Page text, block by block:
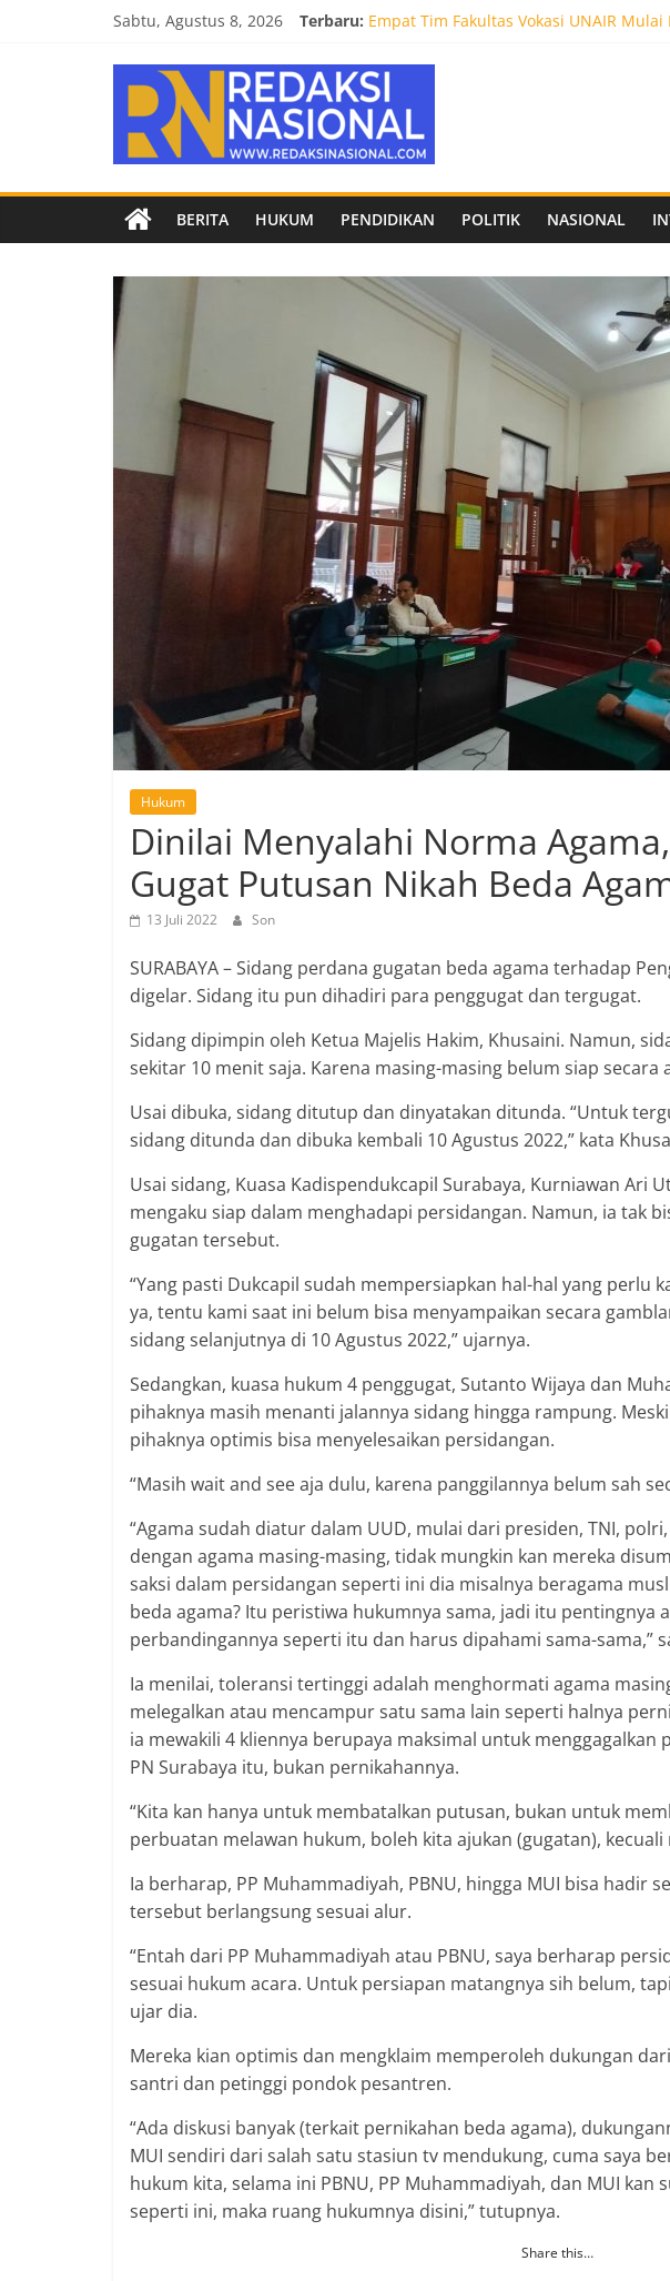
Sabtu, Agustus 8, 2026 Terbaru: Empat Tim Fakultas Vokasi UNAIR
Mahasiswa Fakultas Vokasi UNAIR Raih
Burnout 2026 Sedot 5.000 Pengunjung,
Kendal Tornado FC Siapkan Stadion
Redaksi
Nasional
Berita
terpercaya
netral
BERITA HUKUM PENDIDIKAN POLITIK NASIONAL
Hukum
Dinilai Menyalahi Norma
Gugat Putusan Nikah Beda
13 Juli 2022 Son
SURABAYA – Sidang perdana gugatan beda agama terhadap
digelar. Sidang itu pun dihadiri para penggugat dan tergugat.
Sidang dipimpin oleh Ketua Majelis Hakim, Khusaini. Namun,
sekitar 10 menit saja. Karena masing-masing belum siap secara
Usai dibuka, sidang ditutup dan dinyatakan ditunda. “Untuk
sidang ditunda dan dibuka kembali 10 Agustus 2022,” kata
Usai sidang, Kuasa Kadispendukcapil Surabaya, Kurniawan Ari
mengaku siap dalam menghadapi persidangan. Namun, ia tak
gugatan tersebut.
“Yang pasti Dukcapil sudah mempersiapkan hal-hal yang perlu
ya, tentu kami saat ini belum bisa menyampaikan secara
sidang selanjutnya di 10 Agustus 2022,” ujarnya.
Sedangkan, kuasa hukum 4 penggugat, Sutanto Wijaya dan
pihaknya masih menanti jalannya sidang hingga rampung.
pihaknya optimis bisa menyelesaikan persidangan.
“Masih wait and see aja dulu, karena panggilannya belum sah
“Agama sudah diatur dalam UUD, mulai dari presiden, TNI,
dengan agama masing-masing, tidak mungkin kan mereka
saksi dalam persidangan seperti ini dia misalnya beragama
beda agama? Itu peristiwa hukumnya sama, jadi itu pentingnya
perbandingannya seperti itu dan harus dipahami sama-sama,”
Ia menilai, toleransi tertinggi adalah menghormati agama
melegalkan atau mencampur satu sama lain seperti halnya
ia mewakili 4 kliennya berupaya maksimal untuk
PN Surabaya itu, bukan pernikahannya.
“Kita kan hanya untuk membatalkan putusan, bukan untuk
perbuatan melawan hukum, boleh kita ajukan (gugatan),
Ia berharap, PP Muhammadiyah, PBNU, hingga MUI bisa hadir
tersebut berlangsung sesuai alur.
“Entah dari PP Muhammadiyah atau PBNU, saya berharap
sesuai hukum acara. Untuk persiapan matangnya sih belum,
ujar dia.
Mereka kian optimis dan mengklaim memperoleh dukungan
santri dan petinggi pondok pesantren.
“Ada diskusi banyak (terkait pernikahan beda agama),
MUI sendiri dari salah satu stasiun tv mendukung, cuma saya
hukum kita, selama ini PBNU, PP Muhammadiyah, dan MUI kan
seperti ini, maka ruang hukumnya disini,” tutupnya.
Share this…